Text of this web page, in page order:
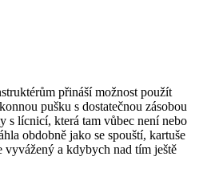
přináší možnost použít
pušku s dostatečnou zásobou
s lícnicí, která tam vůbec není nebo
obdobně jako se spouští, kartuše
a kdybych nad tím ještě